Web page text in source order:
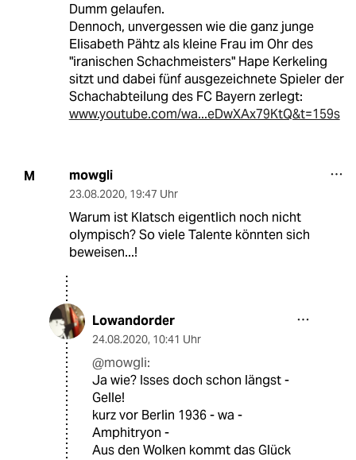
Dumm gelaufen.
Dennoch, unvergessen wie die ganz junge
Elisabeth Pähtz als kleine Frau im Ohr des
"iranischen Schachmeisters" Hape Kerkeling
sitzt und dabei fünf ausgezeichnete Spieler der
Schachabteilung des FC Bayern zerlegt:
www.youtube.com/wa...eDwXAx79KtQ&t=159s
M mowgli
23.08.2020, 19:47 Uhr
Warum ist Klatsch eigentlich noch nicht
olympisch? So viele Talente könnten sich
beweisen...!
Lowandorder
24.08.2020, 10:41 Uhr
@mowgli:
Ja wie? Isses doch schon längst -
Gelle!
kurz vor Berlin 1936 - wa -
Amphitryon -
Aus den Wolken kommt das Glück